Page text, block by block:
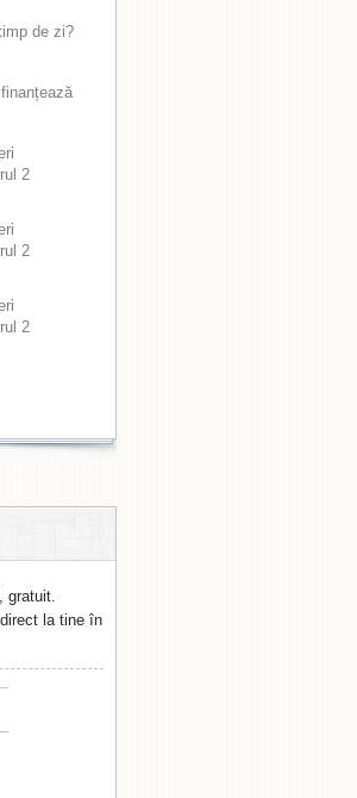
de zi?
2
2
2
gratuit.
la tine în